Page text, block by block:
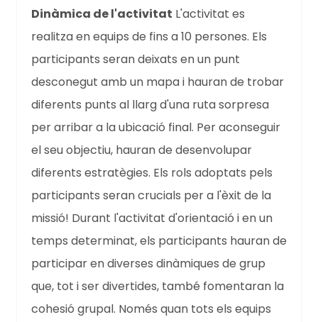
Dinàmica de l'activitat L'activitat es
realitza en equips de fins a 10 persones. Els
participants seran deixats en un punt
desconegut amb un mapa i hauran de trobar
diferents punts al llarg d'una ruta sorpresa
per arribar a la ubicació final. Per aconseguir
el seu objectiu, hauran de desenvolupar
diferents estratègies. Els rols adoptats pels
participants seran crucials per a l'èxit de la
missió! Durant l'activitat d'orientació i en un
temps determinat, els participants hauran de
participar en diverses dinàmiques de grup
que, tot i ser divertides, també fomentaran la
cohesió grupal. Només quan tots els equips